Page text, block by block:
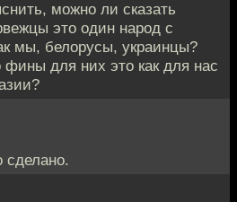
можно ли сказать
это один народ с
мы, белорусы, украинцы?
фины для них это как для нас
сделано.